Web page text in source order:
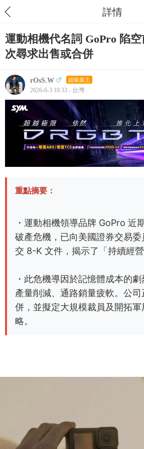
詳情
運動相機代名詞 GoPro 陷
次尋求出售或合併
rOsS.W 超級版主
2026-6-3 10:33 - 台灣
重點摘要：
・運動相機領導品牌 GoPro 近
破產危機，已向美國證券交易委
交 8-K 文件，揭示了「持續經營
・此危機導因於記憶體成本的
產量削減、通路銷量疲軟。公
併，並擬定大規模裁員及開拓
略。